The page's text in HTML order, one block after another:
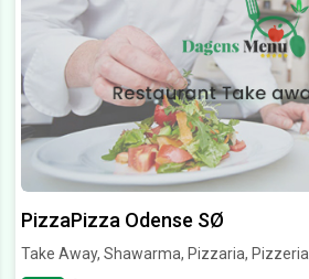
PizzaPizza Odense SØ
Take Away, Shawarma, Pizzaria, Pizzeria